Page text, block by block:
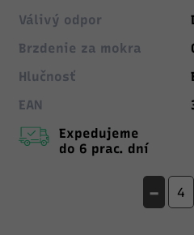
Válivý odpor
Brzdenie za mokra
Hlučnosť
EAN
Expedujeme
do 6 prac. dní
-